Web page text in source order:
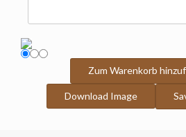
Zum Warenkorb
Download Image